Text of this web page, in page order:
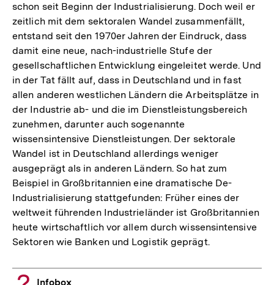
schon seit Beginn der Industrialisierung. Doch weil er
zeitlich mit dem sektoralen Wandel zusammenfällt,
entstand seit den 1970er Jahren der Eindruck, dass
damit eine neue, nach-industrielle Stufe der
gesellschaftlichen Entwicklung eingeleitet werde. Und
in der Tat fällt auf, dass in Deutschland und in fast
allen anderen westlichen Ländern die Arbeitsplätze in
der Industrie ab- und die im Dienstleistungsbereich
zunehmen, darunter auch sogenannte
wissensintensive Dienstleistungen. Der sektorale
Wandel ist in Deutschland allerdings weniger
ausgeprägt als in anderen Ländern. So hat zum
Beispiel in Großbritannien eine dramatische De-
Industrialisierung stattgefunden: Früher eines der
weltweit führenden Industrieländer ist Großbritannien
heute wirtschaftlich vor allem durch wissensintensive
Sektoren wie Banken und Logistik geprägt.
Infobox